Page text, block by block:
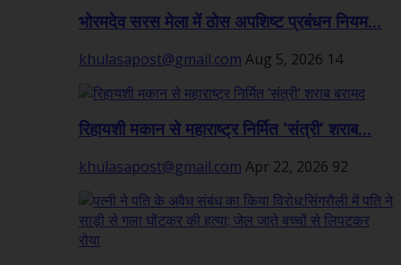
भोरमदेव सरस मेला में ठोस अपशिष्ट प्रबंधन नियम...
khulasapost@gmail.com Aug 5, 2026 14
रिहायशी मकान से महाराष्ट्र निर्मित ‘संत्री’ शराब...
khulasapost@gmail.com Apr 22, 2026 92